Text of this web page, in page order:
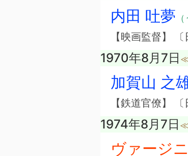
内田 吐夢
【映画監督】
1970年8月7日
加賀山 之
【鉄道官僚】
1974年8月7日
ヴァージ